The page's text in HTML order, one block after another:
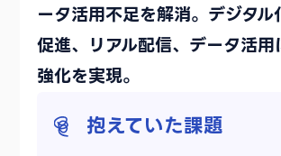
ータ活用不足を解消。デジタ
促進、リアル配信、データ活
強化を実現。
抱えていた課題